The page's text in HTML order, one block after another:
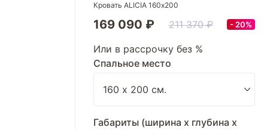
Кровать ALICIA 160х200
169 090 ₽ 211 370 ₽ 20%
Или в рассрочку без %
Спальное место
Габариты (ширина х глубина х